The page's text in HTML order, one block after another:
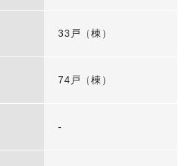
33戸（棟）
74戸（棟）
-